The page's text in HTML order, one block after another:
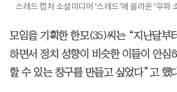
스레드 캡처 소셜미디어 ‘스레드’에 올라온 ‘우파
모임을 기획한 한모(35)씨는 “지난달부
하면서 정치 성향이 비슷한 이들이 안심
할 수 있는 창구를 만들고 싶었다”고 했